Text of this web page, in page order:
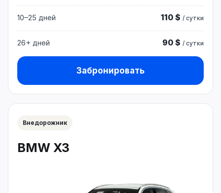
10–25 дней 110 $ / сутки
26+ дней 90 $ / сутки
Забронировать
Внедорожник
BMW X3